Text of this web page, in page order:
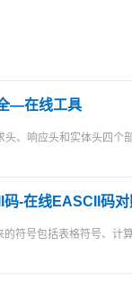
—在线工具
头、响应头和实体头四个
-在线EASCII码对
符号包括表格符号、计